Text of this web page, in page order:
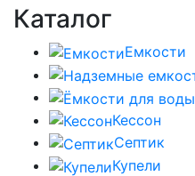
Каталог
Емкости
Кессон
Септик
Купели